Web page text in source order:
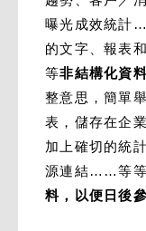
曝光成效統計
的文字、報表
等非結構化資
整意思，簡單
表，儲存在企
加上確切的統
源連結……等等
料，以便日後